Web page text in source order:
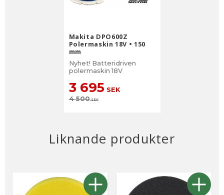
Makita DPO600Z
Polermaskin 18V • 150
mm
Nyhet! Batteridriven
polermaskin 18V
3 695 SEK
4 500SEK
Liknande produkter